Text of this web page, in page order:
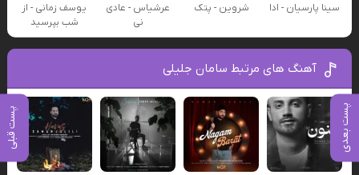
پست بعدی پست قبلی
سینا پارسیان - ادا شروین - پتک
عرشیاس - عادی
نی
یوسف زمانی - از
شب بپرسید
آهنگ های مرتبط سامان جلیلی